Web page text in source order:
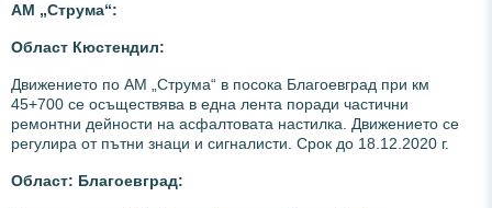
АМ „Струма“:
Област Кюстендил:
Движението по АМ „Струма“ в посока Благоевград при км
45+700 се осъществява в една лента поради частични
ремонтни дейности на асфалтовата настилка. Движението се
регулира от пътни знаци и сигналисти. Срок до 18.12.2020 г.
Област: Благоевград: